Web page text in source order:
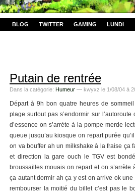
BLOG TWITTER GAMING LUNDI
Putain de rentrée
Dans la catégorie: Humeur — kwyxz le 1/08/04 à
Départ à 9h bon quatre heures de
plage surtout pas s’endormir sur
d’essence on s’arrète à la pompe merde
queue jusqu’au kiosque on repart purée
on va bouffer ah un milkshake à la fraise ça
et direction la gare ouch le TGV est
broussailles mouais on repart et on
ça autant dormir ah ça y est on arrive ok
rembourser la moitié du billet c’est pas le